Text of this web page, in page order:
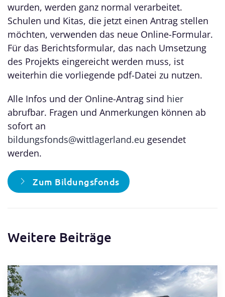
wurden, werden ganz normal verarbeitet.
Schulen und Kitas, die jetzt einen Antrag stellen
möchten, verwenden das neue Online-Formular.
Für das Berichtsformular, das nach Umsetzung
des Projekts eingereicht werden muss, ist
weiterhin die vorliegende pdf-Datei zu nutzen.
Alle Infos und der Online-Antrag sind hier
abrufbar. Fragen und Anmerkungen können ab
sofort an
bildungsfonds@wittlagerland.eu gesendet
werden.
Zum Bildungsfonds
Weitere Beiträge